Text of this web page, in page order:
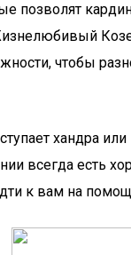
позволят
чтобы
хандра или
всегда есть
к вам на